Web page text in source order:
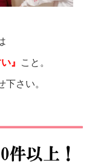
』 こと。
さい。